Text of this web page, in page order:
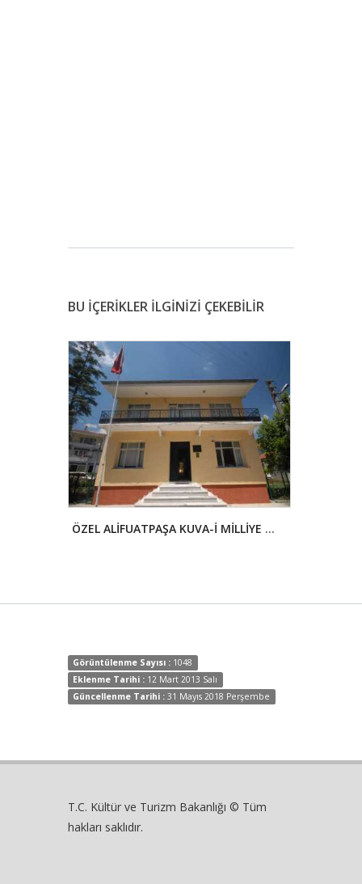
BU İÇERİKLER İLGİNİZİ ÇEKEBİLİR
ÖZEL ALİFUATPAŞA KUVA-İ MİLLİYE MÜZESİ
Görüntülenme Sayısı : 1048
Eklenme Tarihi : 12 Mart 2013 Salı
Güncellenme Tarihi : 31 Mayıs 2018 Perşembe
T.C. Kültür ve Turizm Bakanlığı © Tüm
hakları saklıdır.